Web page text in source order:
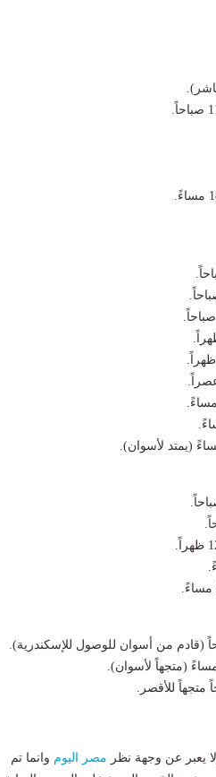
يعبر عن وجهة نظر مصر اليوم وانما تم